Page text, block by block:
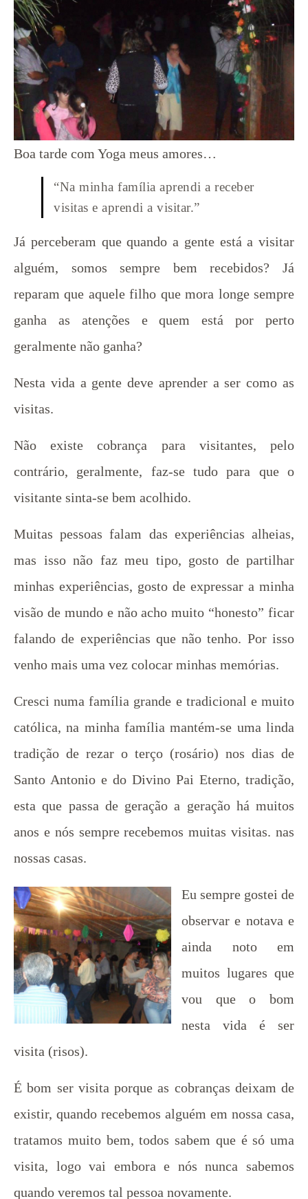
Boa tarde com Yoga meus amores…
“Na minha família aprendi a receber
visitas e aprendi a visitar.”
Já perceberam que quando a gente está a visitar
alguém, somos sempre bem recebidos? Já
reparam que aquele filho que mora longe sempre
ganha as atenções e quem está por perto
geralmente não ganha?
Nesta vida a gente deve aprender a ser como as
visitas.
Não existe cobrança para visitantes, pelo
contrário, geralmente, faz-se tudo para que o
visitante sinta-se bem acolhido.
Muitas pessoas falam das experiências alheias,
mas isso não faz meu tipo, gosto de partilhar
minhas experiências, gosto de expressar a minha
visão de mundo e não acho muito “honesto” ficar
falando de experiências que não tenho. Por isso
venho mais uma vez colocar minhas memórias.
Cresci numa família grande e tradicional e muito
católica, na minha família mantém-se uma linda
tradição de rezar o terço (rosário) nos dias de
Santo Antonio e do Divino Pai Eterno, tradição,
esta que passa de geração a geração há muitos
anos e nós sempre recebemos muitas visitas. nas
nossas casas.
Eu sempre gostei de
observar e notava e
ainda noto em
muitos lugares que
vou que o bom
nesta vida é ser
visita (risos).
É bom ser visita porque as cobranças deixam de
existir, quando recebemos alguém em nossa casa,
tratamos muito bem, todos sabem que é só uma
visita, logo vai embora e nós nunca sabemos
quando veremos tal pessoa novamente.